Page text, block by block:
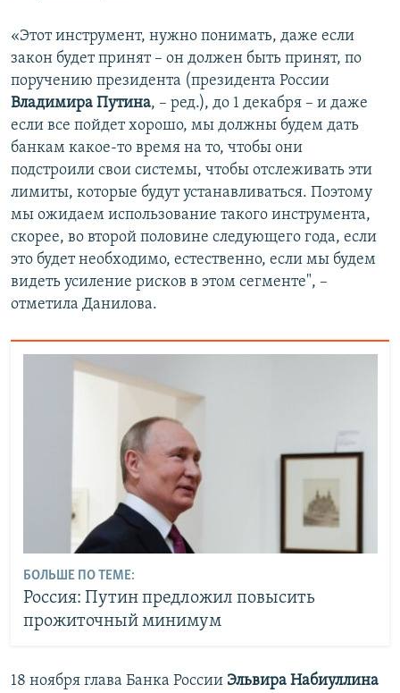
«Этот инструмент, нужно понимать, даже если
закон будет принят – он должен быть принят, по
поручению президента (президента России
Владимира Путина, – ред.), до 1 декабря – и даже
если все пойдет хорошо, мы должны будем дать
банкам какое-то время на то, чтобы они
подстроили свои системы, чтобы отслеживать эти
лимиты, которые будут устанавливаться. Поэтому
мы ожидаем использование такого инструмента,
скорее, во второй половине следующего года, если
это будет необходимо, естественно, если мы будем
видеть усиление рисков в этом сегменте", –
отметила Данилова.
БОЛЬШЕ ПО ТЕМЕ:
Россия: Путин предложил повысить
прожиточный минимум
18 ноября глава Банка России Эльвира Набиуллина